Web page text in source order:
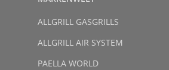
ALLGRILL GASGRILLS
ALLGRILL AIR SYSTEM
PAELLA WORLD